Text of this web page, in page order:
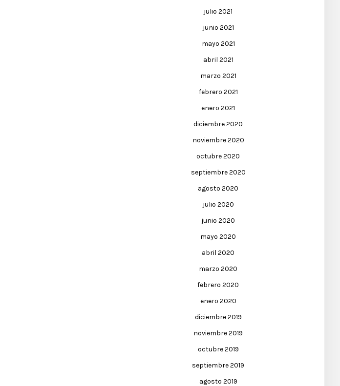
julio 2021
junio 2021
mayo 2021
abril 2021
marzo 2021
febrero 2021
enero 2021
diciembre 2020
noviembre 2020
octubre 2020
septiembre 2020
agosto 2020
julio 2020
junio 2020
mayo 2020
abril 2020
marzo 2020
febrero 2020
enero 2020
diciembre 2019
noviembre 2019
octubre 2019
septiembre 2019
agosto 2019